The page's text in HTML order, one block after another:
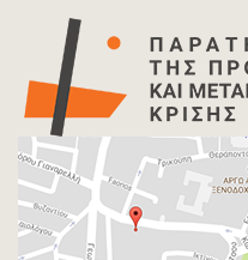
Info-graphic
Επιστολή
Συνέντευξη
Πρωτογενές υλικό
Φωτογραφία
Εκδηλώσεις